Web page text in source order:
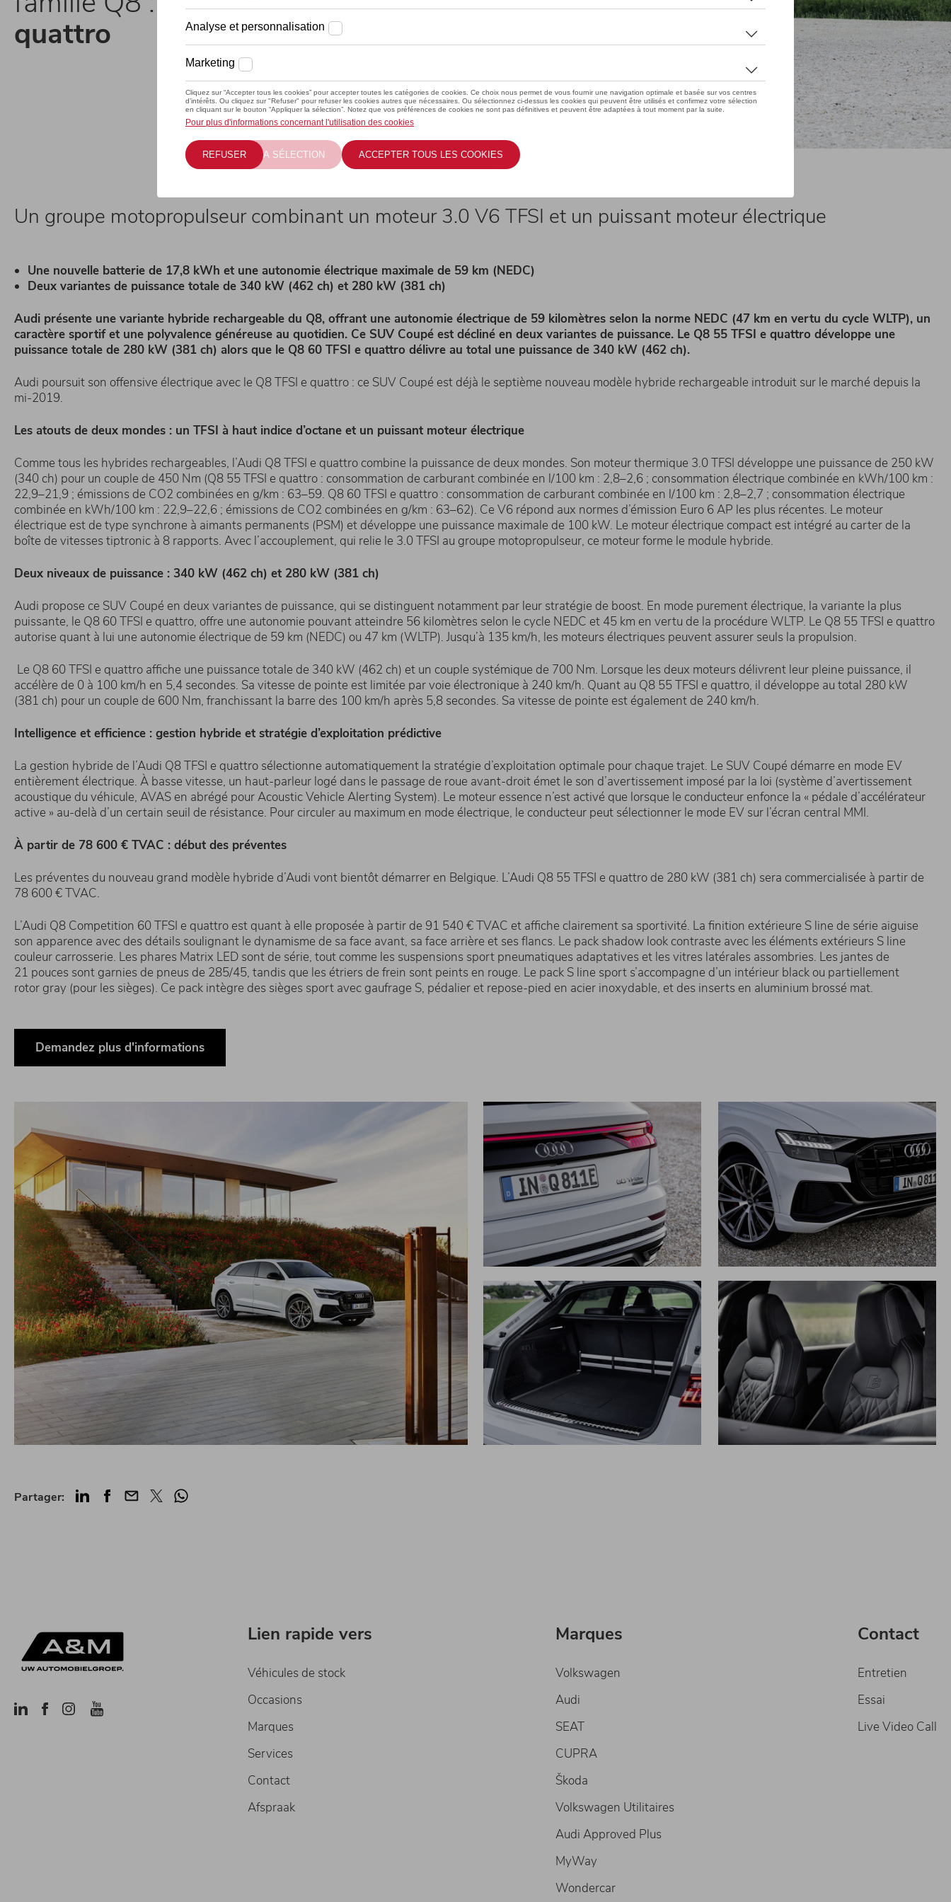
quattro
Un groupe motopropulseur combinant un moteur 3.0 V6 TFSI et un puissant moteur électrique
Une nouvelle batterie de 17,8 kWh et une autonomie électrique maximale de 59 km (NEDC)
Deux variantes de puissance totale de 340 kW (462 ch) et 280 kW (381 ch)
Audi présente une variante hybride rechargeable du Q8, offrant une autonomie électrique de 59 kilomètres selon la norme NEDC (47 km en vertu du cycle WLTP), un
caractère sportif et une polyvalence généreuse au quotidien. Ce SUV Coupé est décliné en deux variantes de puissance. Le Q8 55 TFSI e quattro développe une
puissance totale de 280 kW (381 ch) alors que le Q8 60 TFSI e quattro délivre au total une puissance de 340 kW (462 ch).
Audi poursuit son offensive électrique avec le Q8 TFSI e quattro : ce SUV Coupé est déjà le septième nouveau modèle hybride rechargeable introduit sur le marché depuis la
mi-2019.
Les atouts de deux mondes : un TFSI à haut indice d’octane et un puissant moteur électrique
Comme tous les hybrides rechargeables, l’Audi Q8 TFSI e quattro combine la puissance de deux mondes. Son moteur thermique 3.0 TFSI développe une puissance de 250 kW
(340 ch) pour un couple de 450 Nm (Q8 55 TFSI e quattro : consommation de carburant combinée en l/100 km : 2,8–2,6 ; consommation électrique combinée en kWh/100 km :
22,9–21,9 ; émissions de CO2 combinées en g/km : 63–59. Q8 60 TFSI e quattro : consommation de carburant combinée en l/100 km : 2,8–2,7 ; consommation électrique
combinée en kWh/100 km : 22,9–22,6 ; émissions de CO2 combinées en g/km : 63–62). Ce V6 répond aux normes d’émission Euro 6 AP les plus récentes. Le moteur
électrique est de type synchrone à aimants permanents (PSM) et développe une puissance maximale de 100 kW. Le moteur électrique compact est intégré au carter de la
boîte de vitesses tiptronic à 8 rapports. Avec l’accouplement, qui relie le 3.0 TFSI au groupe motopropulseur, ce moteur forme le module hybride.
Deux niveaux de puissance : 340 kW (462 ch) et 280 kW (381 ch)
Audi propose ce SUV Coupé en deux variantes de puissance, qui se distinguent notamment par leur stratégie de boost. En mode purement électrique, la variante la plus
puissante, le Q8 60 TFSI e quattro, offre une autonomie pouvant atteindre 56 kilomètres selon le cycle NEDC et 45 km en vertu de la procédure WLTP. Le Q8 55 TFSI e quattro
autorise quant à lui une autonomie électrique de 59 km (NEDC) ou 47 km (WLTP). Jusqu’à 135 km/h, les moteurs électriques peuvent assurer seuls la propulsion.
Le Q8 60 TFSI e quattro affiche une puissance totale de 340 kW (462 ch) et un couple systémique de 700 Nm. Lorsque les deux moteurs délivrent leur pleine puissance, il
accélère de 0 à 100 km/h en 5,4 secondes. Sa vitesse de pointe est limitée par voie électronique à 240 km/h. Quant au Q8 55 TFSI e quattro, il développe au total 280 kW
(381 ch) pour un couple de 600 Nm, franchissant la barre des 100 km/h après 5,8 secondes. Sa vitesse de pointe est également de 240 km/h.
Intelligence et efficience : gestion hybride et stratégie d’exploitation prédictive
La gestion hybride de l’Audi Q8 TFSI e quattro sélectionne automatiquement la stratégie d’exploitation optimale pour chaque trajet. Le SUV Coupé démarre en mode EV
entièrement électrique. À basse vitesse, un haut-parleur logé dans le passage de roue avant-droit émet le son d’avertissement imposé par la loi (système d’avertissement
acoustique du véhicule, AVAS en abrégé pour Acoustic Vehicle Alerting System). Le moteur essence n’est activé que lorsque le conducteur enfonce la « pédale d’accélérateur
active » au-delà d’un certain seuil de résistance. Pour circuler au maximum en mode électrique, le conducteur peut sélectionner le mode EV sur l’écran central MMI.
À partir de 78 600 € TVAC : début des préventes
Les préventes du nouveau grand modèle hybride d’Audi vont bientôt démarrer en Belgique. L’Audi Q8 55 TFSI e quattro de 280 kW (381 ch) sera commercialisée à partir de
78 600 € TVAC.
L’Audi Q8 Competition 60 TFSI e quattro est quant à elle proposée à partir de 91 540 € TVAC et affiche clairement sa sportivité. La finition extérieure S line de série aiguise
son apparence avec des détails soulignant le dynamisme de sa face avant, sa face arrière et ses flancs. Le pack shadow look contraste avec les éléments extérieurs S line
couleur carrosserie. Les phares Matrix LED sont de série, tout comme les suspensions sport pneumatiques adaptatives et les vitres latérales assombries. Les jantes de
21 pouces sont garnies de pneus de 285/45, tandis que les étriers de frein sont peints en rouge. Le pack S line sport s’accompagne d’un intérieur black ou partiellement
rotor gray (pour les sièges). Ce pack intègre des sièges sport avec gaufrage S, pédalier et repose-pied en acier inoxydable, et des inserts en aluminium brossé mat.
Demandez plus d'informations
Partager: LinkedInFacebook
Mail TwitterWhatsapp
Lien rapide vers
Véhicules de stock
Occasions
Marques
Services
Contact
Afspraak
Marques
Volkswagen
Audi
SEAT
CUPRA
Škoda
Volkswagen Utilitaires
Audi Approved Plus
MyWay
Wondercar
Contact
Entretien
Essai
Live Video Call